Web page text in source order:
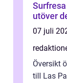
utöver
07 juli
Översikt
till Las